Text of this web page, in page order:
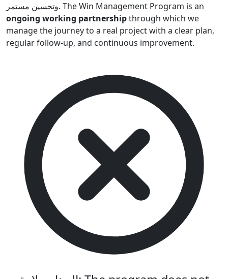
وتحسين مستمر. The Win Management Program is an
ongoing working partnershipthrough which we
manage the journey to a real project with a clear plan,
regular follow-up, and continuous improvement.